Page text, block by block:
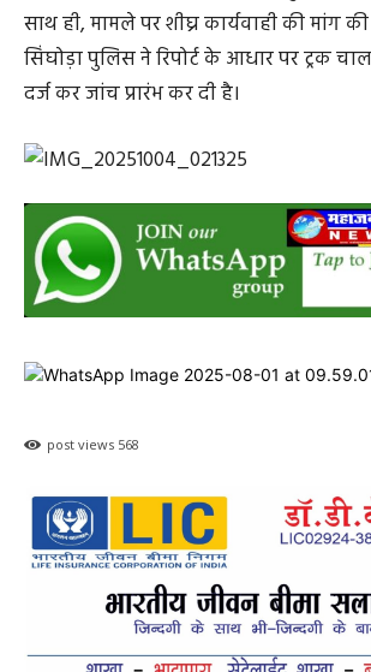
साथ ही, मामले पर शीघ्र कार्यवाही की मांग
सिंघोड़ा पुलिस ने रिपोर्ट के आधार पर ट्रक
दर्ज कर जांच प्रारंभ कर दी है।
post views 568